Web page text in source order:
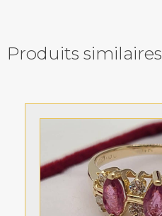
Produits similaires